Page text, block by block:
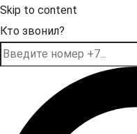
Skip to content
Кто звонил?